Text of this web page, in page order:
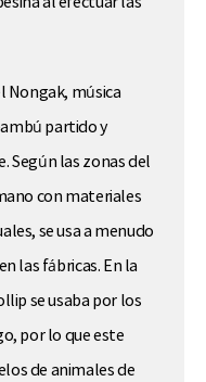
Nongak, música
partido y
Según las zonas del
con materiales
se usa a menudo
las fábricas. En la
se usaba por los
por lo que este
de animales de